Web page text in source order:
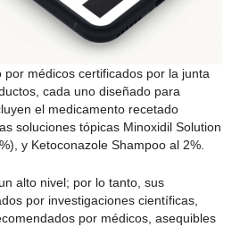
por médicos certificados por la junta
cada uno diseñado para
el medicamento recetado
soluciones tópicas Minoxidil Solution
y Ketoconazole Shampoo al 2%.
alto nivel; por lo tanto, sus
por investigaciones científicas,
por médicos, asequibles